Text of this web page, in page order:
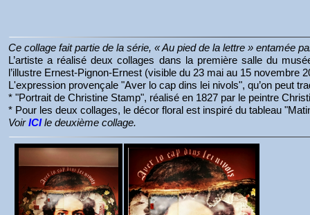
Ce collage fait partie de la série, « Au pied de la lettre » entamée
L’artiste a réalisé deux collages dans la première salle du
l’illustre Ernest-Pignon-Ernest (visible du 23 mai au 15 novembre
L'expression provençale "Aver lo cap dins lei nivols", qu’on peut
* "Portrait de Christine Stamp", réalisé en 1827 par le peintre
* Pour les deux collages, le décor floral est inspiré du tableau
VoirICIle deuxième collage.